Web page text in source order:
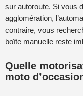
sur autoroute. Si vous
agglomération,
contraire, vous
boîte manuelle reste
Quelle
moto